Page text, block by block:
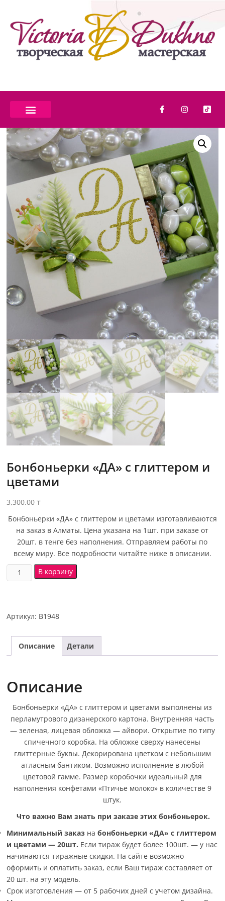
Бонбоньерки «ДА» с глиттером и
цветами
3,300.00₸
Бонбоньерки «ДА» с глиттером и цветами изготавливаются
на заказ в Алматы. Цена указана на 1шт. при заказе от
20шт. в тенге без наполнения. Отправляем работы по
всему миру. Все подробности читайте ниже в описании.
В корзину
Артикул: B1948
Описание Детали
Описание
Бонбоньерки «ДА» с глиттером и цветами выполнены из
перламутрового дизанерского картона. Внутренняя часть
— зеленая, лицевая обложка — айвори. Открытие по типу
спичечного коробка. На обложке сверху нанесены
глиттерные буквы. Декорирована цветком с небольшим
атласным бантиком. Возможно исполнение в любой
цветовой гамме. Размер коробочки идеальный для
наполнения конфетами «Птичье молоко» в количестве 9
штук.
Что важно Вам знать при заказе этих бонбоньерок.
Минимальный заказ набонбоньерки «ДА» с глиттером
и цветами — 20шт. Если тираж будет более 100шт. — у нас
начинаются тиражные скидки. На сайте возможно
оформить и оплатить заказ, если Ваш тираж составляет от
20 шт. на эту модель.
Срок изготовления — от 5 рабочих дней с учетом дизайна.